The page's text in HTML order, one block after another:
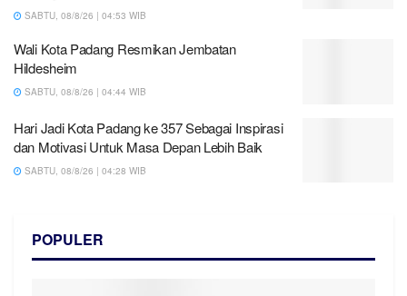
SABTU, 08/8/26 | 04:53 WIB
Wali Kota Padang Resmikan Jembatan
Hildesheim
SABTU, 08/8/26 | 04:44 WIB
Hari Jadi Kota Padang ke 357 Sebagai Inspirasi
dan Motivasi Untuk Masa Depan Lebih Baik
SABTU, 08/8/26 | 04:28 WIB
POPULER